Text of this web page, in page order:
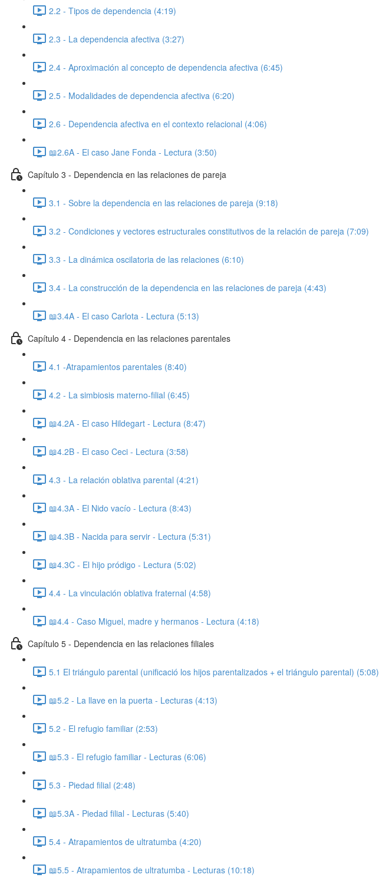
2.2 - Tipos de dependencia (4:19)
2.3 - La dependencia afectiva (3:27)
2.4 - Aproximación al concepto de dependencia afectiva (6:45)
2.5 - Modalidades de dependencia afectiva (6:20)
2.6 - Dependencia afectiva en el contexto relacional (4:06)
📖2.6A - El caso Jane Fonda - Lectura (3:50)
Capítulo 3 - Dependencia en las relaciones de pareja
3.1 - Sobre la dependencia en las relaciones de pareja (9:18)
3.2 - Condiciones y vectores estructurales constitutivos de la relación de pareja (7:09)
3.3 - La dinámica oscilatoria de las relaciones (6:10)
3.4 - La construcción de la dependencia en las relaciones de pareja (4:43)
📖3.4A - El caso Carlota - Lectura (5:13)
Capítulo 4 - Dependencia en las relaciones parentales
4.1 -Atrapamientos parentales (8:40)
4.2 - La simbiosis materno-filial (6:45)
📖4.2A - El caso Hildegart - Lectura (8:47)
📖4.2B - El caso Ceci - Lectura (3:58)
4.3 - La relación oblativa parental (4:21)
📖4.3A - El Nido vacío - Lectura (8:43)
📖4.3B - Nacida para servir - Lectura (5:31)
📖4.3C - El hijo pródigo - Lectura (5:02)
4.4 - La vinculación oblativa fraternal (4:58)
📖4.4 - Caso Miguel, madre y hermanos - Lectura (4:18)
Capítulo 5 - Dependencia en las relaciones filiales
5.1 El triángulo parental (unificació los hijos parentalizados + el triángulo parental) (5:08)
📖5.2 - La llave en la puerta - Lecturas (4:13)
5.2 - El refugio familiar (2:53)
📖5.3 - El refugio familiar - Lecturas (6:06)
5.3 - Piedad filial (2:48)
📖5.3A - Piedad filial - Lecturas (5:40)
5.4 - Atrapamientos de ultratumba (4:20)
📖5.5 - Atrapamientos de ultratumba - Lecturas (10:18)